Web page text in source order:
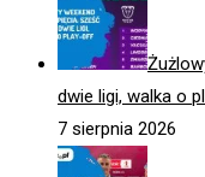
dwie ligi, walka o
7 sierpnia 2026